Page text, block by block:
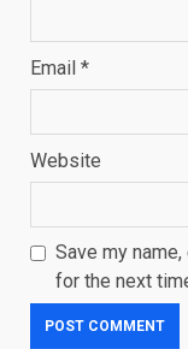
Email *
Website
Save my
for the next